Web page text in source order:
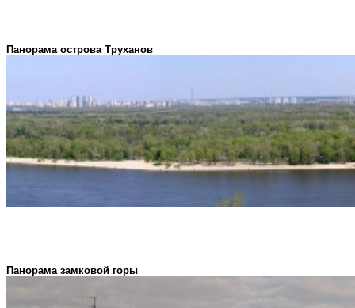
Панорама острова Труханов
Панорама замковой горы